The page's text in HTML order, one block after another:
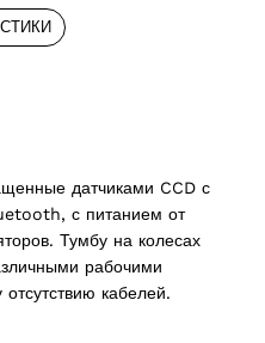
датчиками CCD с
с питанием от
Тумбу на колесах
рабочими
кабелей.